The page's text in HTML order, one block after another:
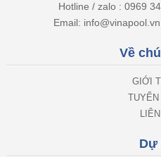
Hotline / zalo : 0969
Email:
Về
GIỚI
TUYỂN
Dự